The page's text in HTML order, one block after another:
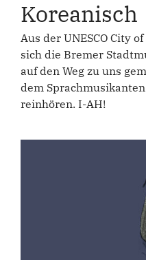
Koreanisch
Aus der UNESCO City
sich die Bremer
auf den Weg zu uns
dem
reinhören. I-AH!